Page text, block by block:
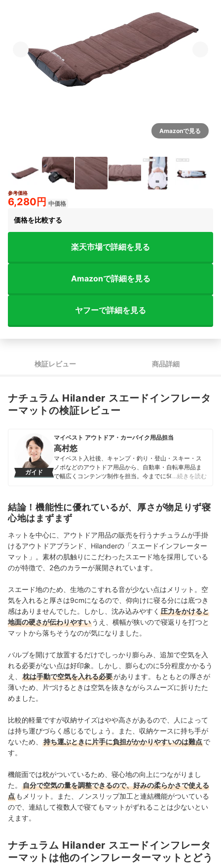
Amazonで見る
参考価格
6,280円 中価格
価格を比較する
楽天市場で詳細を見る
Amazonで詳細を見る
ヤフーで詳細を見る
検証レビュー 商品詳細
ナチュラム Hilander スエードインフレータ
ーマットの検証レビュー
ガイド
マイベスト アウトドア・カーバイク用品担当
高村悠
マイベスト入社後、キャンプ・釣り・登山・スキー・ス
ノボなどのアウトドア用品から、自動車・自転車用品ま
で幅広くコンテンツ制作を担当。今までに500以上の商
たりの選択肢を提案すること」をモットーに、コンテン
ツ制作を行なっている。
高村悠のプロフィール
…続きを読む
結論！機能性に優れているが、厚さが物足りず寝
心地はまずまず
ネットを中心に、アウトドア用品の販売を行うナチュラムが手掛
けるアウトドアブランド、Hilanderの「スエードインフレーター
マット」。素材の肌触りにこだわったスエード地を採用している
のが特徴で、2色のカラーが展開されています。
スエード地のため、生地のこすれる音が少ない点はメリット。空
気を入れると厚さは9cmになるので、仰向けに寝る分には底つき
感はありませんでした。しかし、沈み込みやすく 圧力をかけると
地面の硬さが伝わりやすい うえ、横幅が狭いので寝返りを打つと
マットから落ちそうなのが気になりました。
バルブを開けて放置するだけでしっかり膨らみ、追加で空気を入
れる必要がない点は好印象。しかし、膨らむのに5分程度かかるう
え、
枕は手動で空気を入れる必要があります。もともとの厚さが
薄いため、片づけるときは空気を抜きながらスムーズに折りたた
めました。
比較的軽量ですが収納サイズはやや高さがあるので、人によって
は持ち運びづらく感じるでしょう。また、収納ケースに持ち手が
ないため、
持ち運ぶときに片手に負担がかかりやすいのは難点で
す。
機能面では枕がついているため、寝心地の向上につながりまし
た。
自分で空気の量を調整できるので、好みの柔らかさで使える
点 もメリット。また、ノンスリップ加工と連結機能がついている
ので、連結して複数人で寝てもマットがずれることは少ないとい
えます。
ナチュラム Hilander スエードインフレータ
ーマットは他のインフレーターマットとどう